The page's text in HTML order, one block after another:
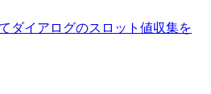
ダイアログのスロット値収集を